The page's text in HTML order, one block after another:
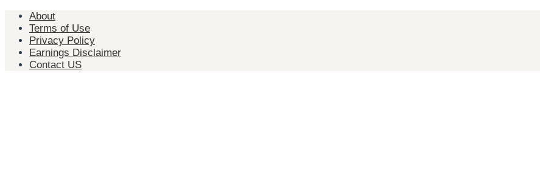
Skip
content
About
Terms of Use
Privacy Policy
Earnings Disclaimer
Contact US